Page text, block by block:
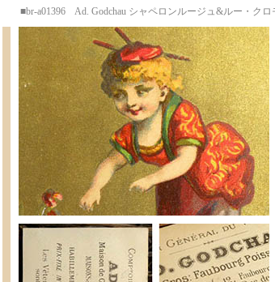
■br-a01396 Ad. Godchau シャペロンルージュ&ルー・クロ